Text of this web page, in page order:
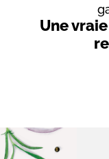
Introduction
Une